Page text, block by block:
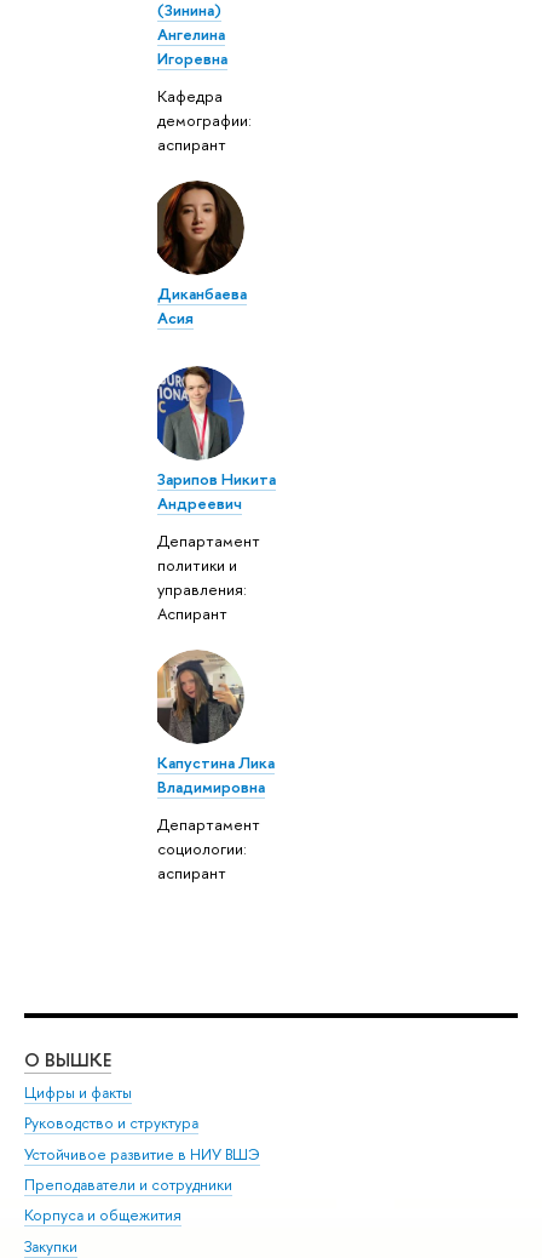
(Зинина)
Ангелина
Игоревна
Кафедра
демографии:
аспирант
Диканбаева
Асия
Зарипов Никита
Андреевич
Департамент
политики и
управления:
Аспирант
Капустина Лика
Владимировна
Департамент
социологии:
аспирант
О ВЫШКЕ
Цифры и факты
Руководство и структура
Устойчивое развитие в НИУ ВШЭ
Преподаватели и сотрудники
Корпуса и общежития
Закупки